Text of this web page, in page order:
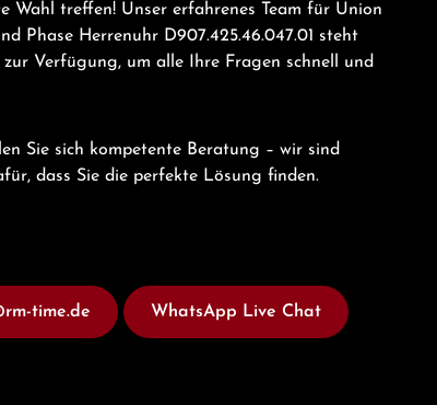
Wahl treffen! Unser erfahrenes Team für Union
Phase Herrenuhr D907.425.46.047.01 steht
Verfügung, um alle Ihre Fragen schnell und
Sie sich kompetente Beratung – wir sind
dass Sie die perfekte Lösung finden.
time.de WhatsApp Live Chat